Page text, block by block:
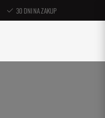
30 DNI NA ZAKUP